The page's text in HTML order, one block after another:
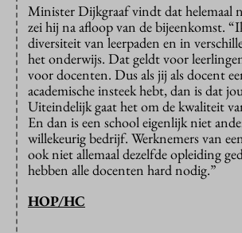
Minister Dijkgraaf vindt dat helemaal
zei hij na afloop van de bijeenkomst.
diversiteit van leerpaden en in
het onderwijs. Dat geldt voor
voor docenten. Dus als jij als docent
academische insteek hebt, dan is dat
Uiteindelijk gaat het om de kwaliteit
En dan is een school eigenlijk niet
willekeurig bedrijf. Werknemers van
ook niet allemaal dezelfde opleiding
hebben alle docenten hard nodig.”
HOP/HC